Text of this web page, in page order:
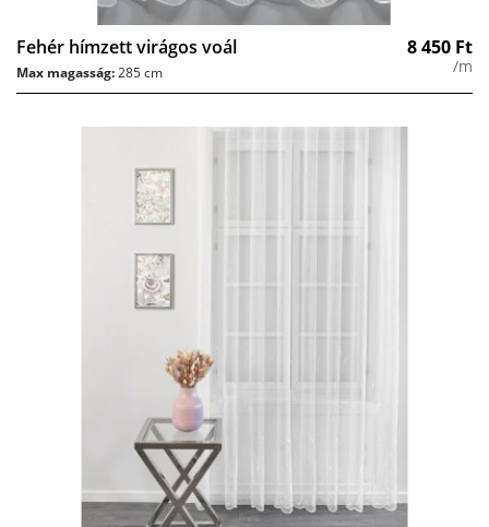
Fehér hímzett virágos voál 8 450 Ft
/m
Max magasság:285 cm